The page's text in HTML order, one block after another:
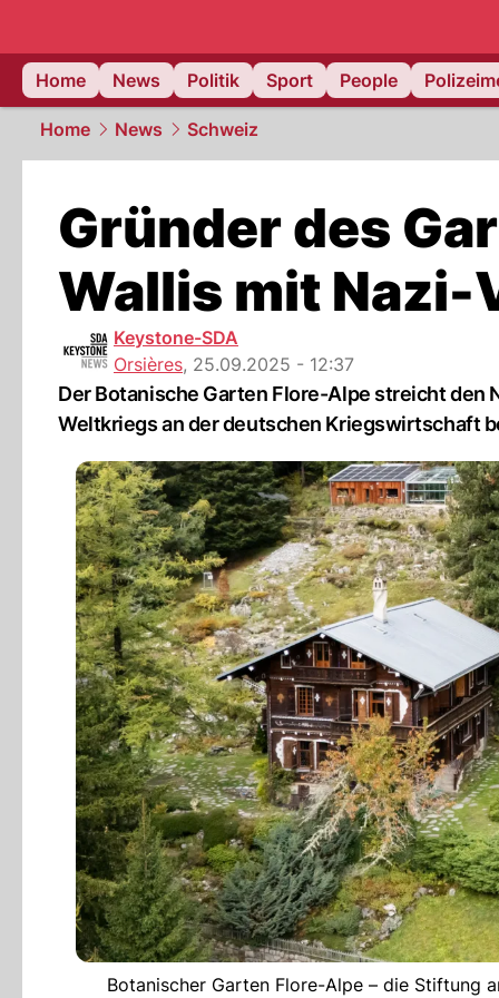
Home News Politik Sport People
Home News Schweiz
Gründer des
Wallis mit
Keystone-SDA
Orsières, 25.09.2025 - 12:37
Der Botanische Garten Flore-Alpe streicht den
Weltkriegs an der deutschen Kriegswirtschaft
Botanischer Garten Flore-Alpe – die Stiftung